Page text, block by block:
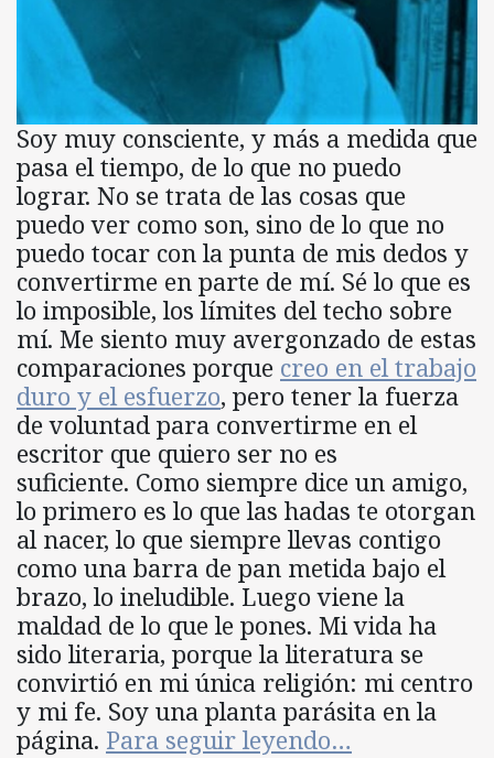
Soy muy consciente, y más a medida que
pasa el tiempo, de lo que no puedo
lograr. No se trata de las cosas que
puedo ver como son, sino de lo que no
puedo tocar con la punta de mis dedos y
convertirme en parte de mí. Sé lo que es
lo imposible, los límites del techo sobre
mí. Me siento muy avergonzado de estas
comparaciones porque creo en el trabajo
duro y el esfuerzo, pero tener la fuerza
de voluntad para convertirme en el
escritor que quiero ser no es
suficiente. Como siempre dice un amigo,
lo primero es lo que las hadas te otorgan
al nacer, lo que siempre llevas contigo
como una barra de pan metida bajo el
brazo, lo ineludible. Luego viene la
maldad de lo que le pones. Mi vida ha
sido literaria, porque la literatura se
convirtió en mi única religión: mi centro
y mi fe. Soy una planta parásita en la
página. Para seguir leyendo…